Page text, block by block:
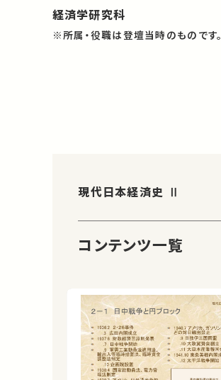
経済学研究科
※所属・役職は登壇当時のものです。
現代日本経済史 Ⅱ
コンテンツ一覧